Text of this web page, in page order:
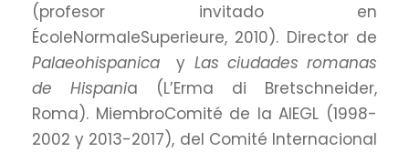
(profesor invitado en
ÉcoleNormaleSuperieure, 2010). Director de
Palaeohispanica y Las ciudades romanas
de Hispania (L’Erma di Bretschneider,
Roma). MiembroComité de la AIEGL (1998-
2002 y 2013-2017), del Comité Internacional